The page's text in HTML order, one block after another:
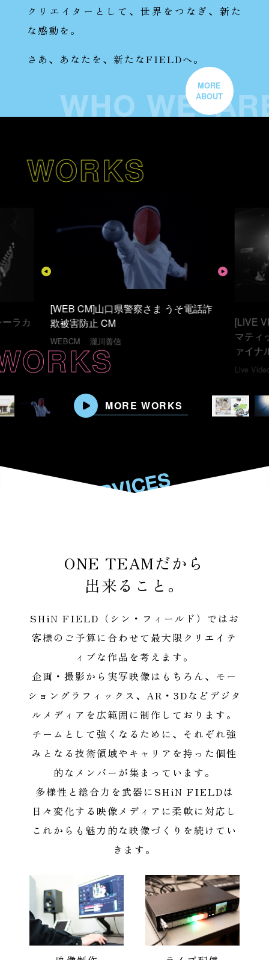
クリエイターとして、世界をつなぎ、新た
な感動を。
さあ、あなたを、新たなFIELDへ。
MORE
ABOUT
WORKS
話詐
[LIVE VIDEO] ミズニ ウキクサ「シネ
マティックロマンス リリースツアーフ
ァイナル ワンマンライブ」
Live Video 榎本一成
ンス」
Music
MORE WORKS
ONE TEAMだから
出来ること。
SHiN FIELD（シン・フィールド）ではお
客様のご予算に合わせて最大限クリエイテ
ィブな作品を考えます。
企画・撮影から実写映像はもちろん、モー
ショングラフィックス、AR・3Dなどデジタ
ルメディアを広範囲に制作しております。
チームとして強くなるために、それぞれ強
みとなる技術領域やキャリアを持った個性
的なメンバーが集まっています。
多様性と総合力を武器にSHiN FIELDは
日々変化する映像メディアに柔軟に対応し
これからも魅力的な映像づくりを続けてい
きます。